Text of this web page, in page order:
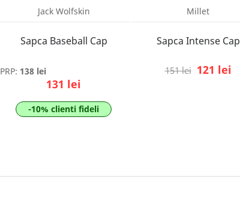
Jack Wolfskin
Sapca Baseball Cap
PRP: 138 lei
131 lei
-10% clienti fideli
Millet
Sapca Intense Cap
151 lei 121 lei